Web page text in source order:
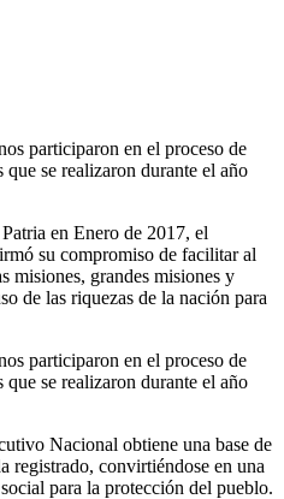
participaron en el proceso de
se realizaron durante el año
en Enero de 2017, el
su compromiso de facilitar al
misiones, grandes misiones y
de las riquezas de la nación para
participaron en el proceso de
se realizaron durante el año
Nacional obtiene una base de
registrado, convirtiéndose en una
para la protección del pueblo.